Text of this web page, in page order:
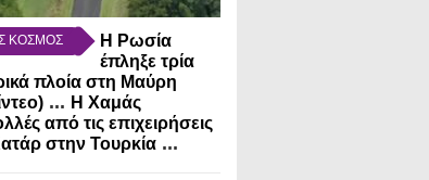
ΚΟΣΜΟΣ
Η Ρωσία
έπληξε τρία
πλοία στη Μαύρη
... Η Χαμάς
από τις επιχειρήσεις
στην Τουρκία ...